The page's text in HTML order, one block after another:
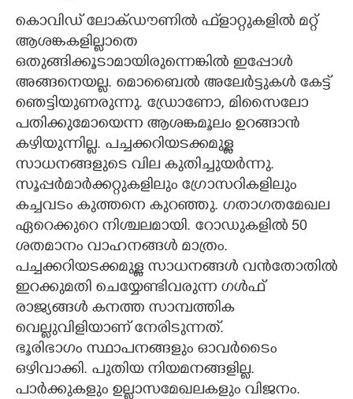
കൊവിഡ് ലോക്ഡൗണിൽ ഫ്‌ളാറ്റുകളിൽ മറ്റ്
ആശങ്കകളില്ലാതെ
ഒതുങ്ങിക്കൂടാമായിരുന്നെങ്കിൽ ഇപ്പോൾ
അങ്ങനെയല്ല. മൊബൈൽ അലേർട്ടുകൾ കേട്ട്
ഞെട്ടിയുണരുന്നു. ഡ്രോണോ, മിസൈലോ
പതിക്കുമോയെന്ന ആശങ്കമൂലം ഉറങ്ങാൻ
കഴിയുന്നില്ല. പച്ചക്കറിയടക്കമുള്ള
സാധനങ്ങളുടെ വില കുതിച്ചുയർന്നു.
സൂപ്പർമാർക്കറ്റുകളിലും ഗ്രോസറികളിലും
കച്ചവടം കുത്തനെ കുറഞ്ഞു. ഗതാഗതമേഖല
ഏറെക്കുറെ നിശ്ചലമായി. റോഡുകളിൽ 50
ശതമാനം വാഹനങ്ങൾ മാത്രം.
പച്ചക്കറിയടക്കമുള്ള സാധനങ്ങൾ വൻതോതിൽ
ഇറക്കുമതി ചെയ്യേണ്ടിവരുന്ന ഗൾഫ്
രാജ്യങ്ങൾ കനത്ത സാമ്പത്തിക
വെല്ലുവിളിയാണ് നേരിടുന്നത്.
ഭൂരിഭാഗം സ്ഥാപനങ്ങളും ഓവർടൈം
ഒഴിവാക്കി. പുതിയ നിയമനങ്ങളില്ല.
പാർക്കുകളും ഉല്ലാസമേഖലകളും വിജനം.